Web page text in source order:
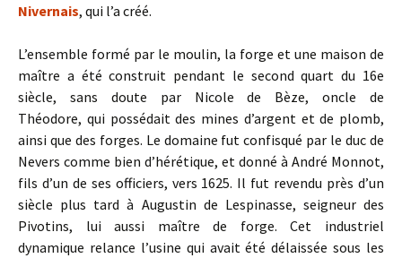
Nivernais, qui l’a créé.
L’ensemble formé par le moulin, la forge et une maison de
maître a été construit pendant le second quart du 16e
siècle, sans doute par Nicole de Bèze, oncle de
Théodore, qui possédait des mines d’argent et de plomb,
ainsi que des forges. Le domaine fut confisqué par le duc de
Nevers comme bien d’hérétique, et donné à André Monnot,
fils d’un de ses officiers, vers 1625. Il fut revendu près d’un
siècle plus tard à Augustin de Lespinasse, seigneur des
Pivotins, lui aussi maître de forge. Cet industriel
dynamique relance l’usine qui avait été délaissée sous les